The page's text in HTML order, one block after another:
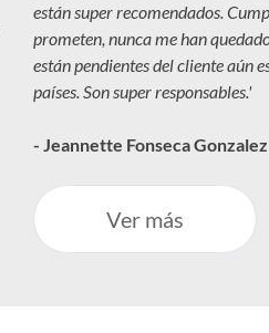
están super recomendados.
prometen, nunca me han
están pendientes del cliente aún
países. Son super responsables.'
- Jeannette Fonseca Gonzalez
Ver más